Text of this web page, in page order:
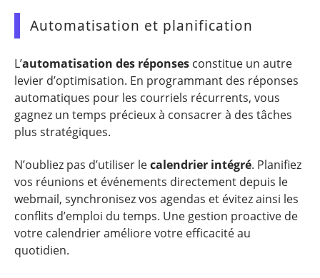
Automatisation et planification
L’automatisation des réponses constitue un autre
levier d’optimisation. En programmant des réponses
automatiques pour les courriels récurrents, vous
gagnez un temps précieux à consacrer à des tâches
plus stratégiques.
N’oubliez pas d’utiliser lecalendrier intégré. Planifiez
vos réunions et événements directement depuis le
webmail, synchronisez vos agendas et évitez ainsi les
conflits d’emploi du temps. Une gestion proactive de
votre calendrier améliore votre efficacité au
quotidien.